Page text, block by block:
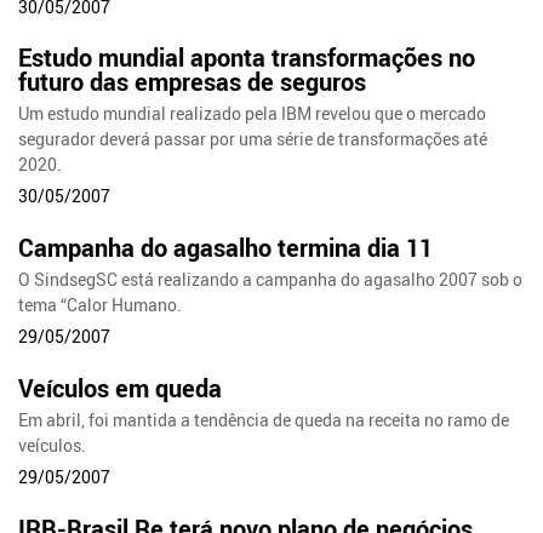
30/05/2007
Estudo mundial aponta transformações no
futuro das empresas de seguros
Um estudo mundial realizado pela IBM revelou que o mercado
segurador deverá passar por uma série de transformações até
2020.
30/05/2007
Campanha do agasalho termina dia 11
O SindsegSC está realizando a campanha do agasalho 2007 sob o
tema “Calor Humano.
29/05/2007
Veículos em queda
Em abril, foi mantida a tendência de queda na receita no ramo de
veículos.
29/05/2007